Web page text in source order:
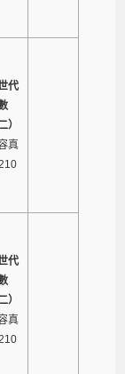
代
）
真
代
）
真